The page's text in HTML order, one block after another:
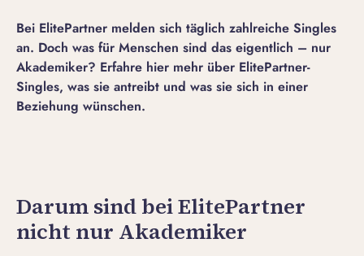
Bei ElitePartner melden sich täglich zahlreiche Singles
an. Doch was für Menschen sind das eigentlich – nur
Akademiker? Erfahre hier mehr über ElitePartner-
Singles, was sie antreibt und was sie sich in einer
Beziehung wünschen.
Darum sind bei ElitePartner
nicht nur Akademiker